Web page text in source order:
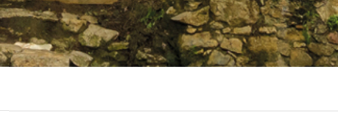
Rellena el formulario y consulta el catálogo: encontrarás el vehículo que mejor se